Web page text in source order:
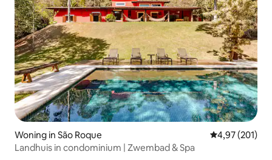
Woning in São Roque Gemiddelde
4,97 (201)
Landhuis in condominium | Zwembad & Spa